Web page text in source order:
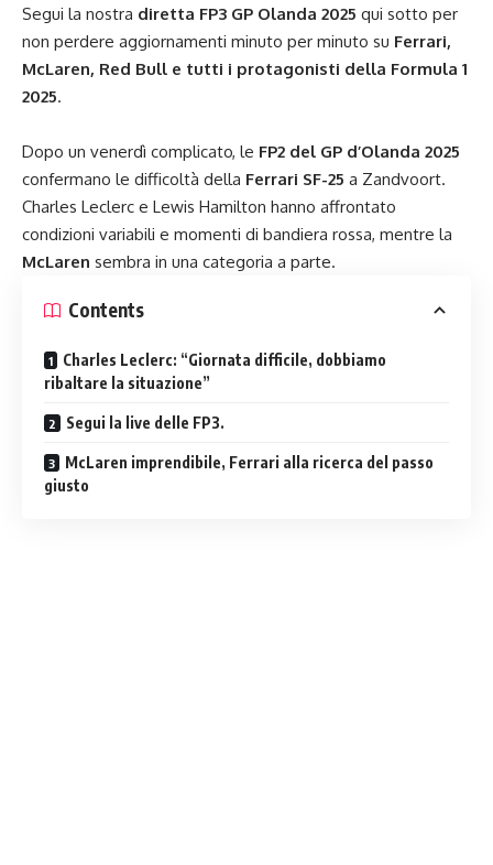
Segui la nostra diretta FP3 GP Olanda 2025 qui sotto per
non perdere aggiornamenti minuto per minuto su Ferrari,
McLaren, Red Bull e tutti i protagonisti della Formula 1
2025.
Dopo un venerdì complicato, le FP2 del GP d’Olanda 2025
confermano le difficoltà della Ferrari SF-25 a Zandvoort.
Charles Leclerc e Lewis Hamilton hanno affrontato
condizioni variabili e momenti di bandiera rossa, mentre la
McLaren sembra in una categoria a parte.
Contents
Charles Leclerc: “Giornata difficile, dobbiamo
ribaltare la situazione”
Segui la live delle FP3.
McLaren imprendibile, Ferrari alla ricerca del passo
giusto